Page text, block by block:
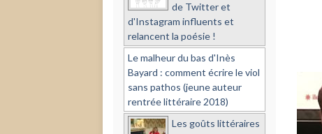
de Twitter et
d'Instagram influents et
relancent la poésie !
Le malheur du bas d'Inès
Bayard : comment écrire le viol
sans pathos (jeune auteur
rentrée littéraire 2018)
Les goûts littéraires